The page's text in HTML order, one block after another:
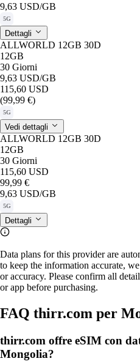
9,63 USD/GB
5G
Dettagli
ALLWORLD 12GB 30D
12GB
30 Giorni
9,63 USD/GB
115,60 USD
(99,99 €)
5G
Vedi dettagli
ALLWORLD 12GB 30D
12GB
30 Giorni
115,60 USD
99,99 €
9,63 USD/GB
5G
Dettagli
Data plans for this provider are
to keep the information accurate,
or accuracy. Please confirm all
or app before purchasing.
FAQ thirr.com per
thirr.com offre eSIM con
Mongolia?